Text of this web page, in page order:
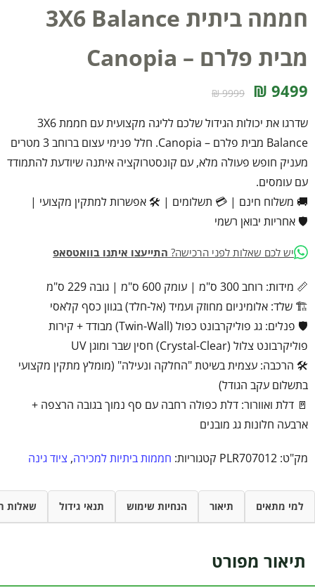
חממה ביתית 3X6 Balance
מבית פלרם – Canopia
9499 ₪
9999 ₪
שדרגו את יכולות הגידול שלכם לליגה מקצועית עם חממת 3X6
Balance מבית פלרם – Canopia. חלל פנימי עצום ברוחב 3 מטרים
מעניק חופש פעולה מלא, עם קונסטרוקציה איתנה שיודעת להתמודד
עם עומסים.
🚚 משלוח חינם | 💳 תשלומים | 🛠️ אפשרות למתקין מקצועי |
🛡️ אחריות יבואן רשמי
יש לכם שאלות לפני הרכישה? התייעצו איתנו בוואטסאפ
📏 מידות: רוחב 300 ס"מ | עומק 600 ס"מ | גובה 229 ס"מ
🏗️ שלד: אלומיניום מחוזק ועמיד (אל-חלד) בגוון כסף קלאסי
🛡️ פנלים: גג פוליקרבונט כפול (Twin-Wall) מבודד + קירות
פוליקרבונט צלול (Crystal-Clear) חסין שבר ומוגן UV
🛠️ הרכבה: עצמית בשיטת "החלקה ונעילה" (מומלץ מתקין מקצועי
בתשלום עקב הגודל)
🚪 דלת ואוורור: דלת כפולה רחבה עם סף נמוך בגובה הרצפה +
ארבעה חלונות גג מובנים
מק"ט: PLR707012 קטגוריות: חממות ביתיות למכירה, ציוד גינה
למי מתאים תיאור הנחיות שימוש תנאי גידול שאלות
תיאור מפורט